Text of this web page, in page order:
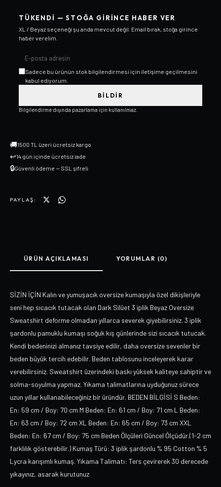
TÜKENDI — STOĞA GIRINCE HABER VER
XL / Beyaz seçeneği şu anda mevcut değil. Email bırak, stoğa girince
haber verelim.
Sadece bu ürünün stok bilgilendirmesi için iletişime geçilmesini
kabul ediyorum.
BILDIR
Bilgilendirme dışında pazarlama için kullanılmaz.
🚚1500 TL üzeri ücretsiz kargo
↩14 gün içinde ücretsiz iade
🔒Güvenli ödeme — SSL şifreli
PAYLAŞ:
ÜRÜN AÇIKLAMASI YORUMLAR (0)
SİZİN İÇİN Kalın ve yumuşacık oversize kumaşıyla özel dikişleriyle
seni hep sıcacık tutacak olan Dark Silüet 3 iplik Beyaz Oversize
Sweatshirt deforme olmadan yıllarca severek giyebilirsiniz. 3 iplik
şardonlu pamuklu kumaşı soğuk kış günlerinde sizi sıcacık tutucak.
Kendi bedeninizi almanız tavsiye edilir, daha oversize sevenler bir
beden büyük tercih edebilir. Beden tablosunu inceleyerek karar
verebilirsiniz. Sweatshirt üzerindeki baskı yüksek kaliteye sahiptir ve
solma-soyulma yapmaz. Yıkama talimatlarına uyduğunuz sürece
uzun yıllar kullanabileceğiniz bir üründür. BEDEN BİLGİSİ S Beden:
En: 59 cm / Boy: 70 cm M Beden: En: 61 cm / Boy: 71 cm L Beden:
En: 63 cm / Boy: 72 cm XL Beden: En: 65 cm / Boy: 73 cm XXL
Beden: En: 67 cm / Boy: 75 cm Beden Ölçüleri Güncel Ölçüdür.(1-2 cm
farklılık gösterebilir.) Kumaş Türü: 3 iplik şardonlu % 95 Cotton % 5
Lycra karışımlı kumaş. Yıkama Talimatı: Ters çevirerek 30 derecede
yıkayınız, asarak kurutunuz